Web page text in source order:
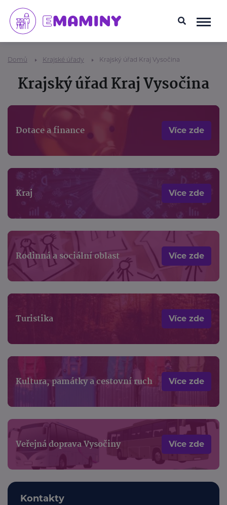
Domů Krajské úřady Krajský úřad Kraj Vysočina
Krajský úřad Kraj Vysočina
Dotace a finance Více zde
Kraj Více zde
Rodinná a sociální oblast Více zde
Turistika Více zde
Kultura, památky a cestovní ruch Více zde
Veřejná doprava Vysočiny Více zde
Kontakty